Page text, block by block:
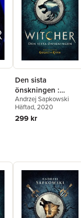
Den sista
önskningen :
berättelser om
Geralt av Rivia
Andrzej Sapkowski
Häftad, 2020
299 kr